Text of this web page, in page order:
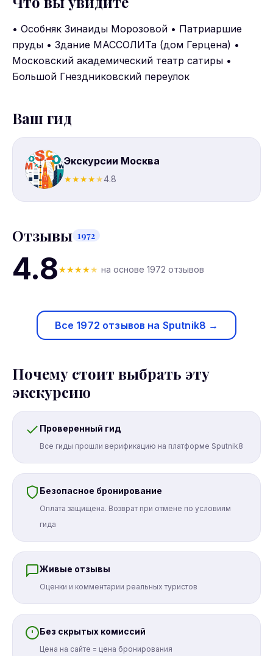
• Особняк Зинаиды Морозовой • Патриаршие
пруды • Здание МАССОЛИТа (дом Герцена) •
Московский академический театр сатиры •
Большой Гнездниковский переулок
Ваш гид
Экскурсии Москва
★★★★★4.8
Отзывы 1972
4.8★★★★★ на основе 1972 отзывов
Все 1972 отзывов на Sputnik8 →
Почему стоит выбрать эту
экскурсию
Проверенный гид
Все гиды прошли верификацию на платформе Sputnik8
Безопасное бронирование
Оплата защищена. Возврат при отмене по условиям
гида
Живые отзывы
Оценки и комментарии реальных туристов
Без скрытых комиссий
Цена на сайте = цена бронирования